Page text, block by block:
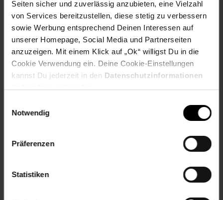
Seiten sicher und zuverlässig anzubieten, eine Vielzahl
von Services bereitzustellen, diese stetig zu verbessern
sowie Werbung entsprechend Deinen Interessen auf
unserer Homepage, Social Media und Partnerseiten
anzuzeigen. Mit einem Klick auf „Ok“ willigst Du in die
Cookie Verwendung ein. Deine Cookie-Einstellungen
kannst Du jederzeit in den Datenschutzinformationen
Notwendig
Präferenzen
Statistiken
P101 Ist ärztlicher Rat erforderlich, Verpackung oder
Kennzeichnungsetikett bereithalten.
P102: Darf nicht in die Hände von Kindern gelangen.
P264: Nach Gebrauch … gründlich waschen.
P301+P310: Bei Verschlucken: Sofort
Giftinformationszentrum anrufen.
P330: Mund ausspülen.
P405: Unter Verschluss aufbewahren.
P501: Inhalt/Behälter entsprechend den örtlichen
Dieses Produkt enthält eine Lithium-Ionen-Zelle und darf
nicht über den Hausmüll entsorgt werden! Bitte entsorgen
Sie das Produkt sachgerecht in einer entsprechenden